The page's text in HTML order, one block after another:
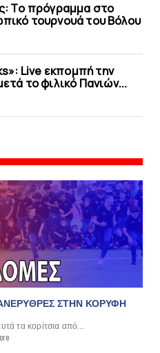
Tο πρόγραμμα στο
τουρνουά του Bόλου
Live εκπομπή την
το φιλικό Πανιών...
ΣΤΗΝ ΚΟΡΥΦΗ
τα κορίτσια από...